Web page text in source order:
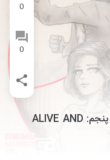
0
0
«یوری!!! بر رادیو»، قسمت هفتم فصل پنجم: ALIVE AND